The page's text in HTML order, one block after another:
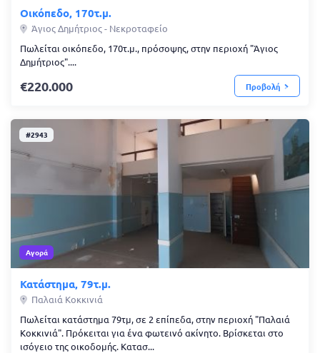
Οικόπεδο, 170τ.μ.
Άγιος Δημήτριος - Νεκροταφείο
Πωλείται οικόπεδο, 170τ.μ., πρόσοψης, στην περιοχή "Άγιος
Δημήτριος"....
220.000 Προβολή
#2943
Αγορά
Κατάστημα, 79τ.μ.
Παλαιά Κοκκινιά
Πωλείται κατάστημα 79τμ, σε 2 επίπεδα, στην περιοχή "Παλαιά
Κοκκινιά". Πρόκειται για ένα φωτεινό ακίνητο. Βρίσκεται στο
ισόγειο της οικοδομής. Κατασ...